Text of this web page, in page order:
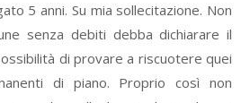
5 anni. Su mia sollecitazione. Non
senza debiti debba dichiarare il
di provare a riscuotere quei
di piano. Proprio così non